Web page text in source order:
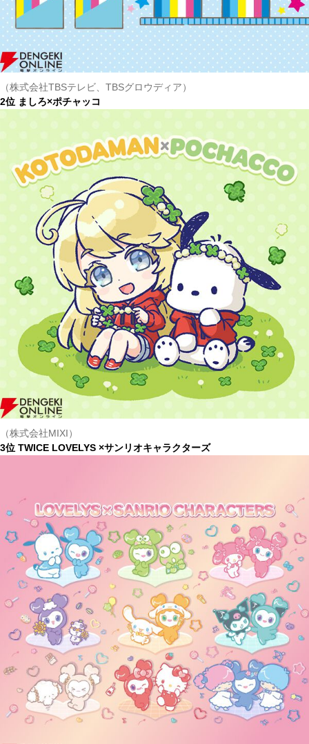
（株式会社TBSテレビ、TBSグロウディア）
2位 ましろ×ポチャッコ
（株式会社MIXI）
3位 TWICE LOVELYS ×サンリオキャラクターズ